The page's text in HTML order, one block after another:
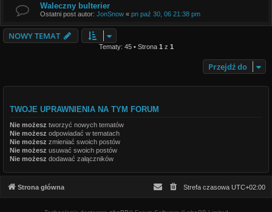
Waleczny bulterier
Ostatni post autor: JonSnow « pn paź 30, 06 21:38 pm
NOWY TEMAT
Tematy: 45 • Strona 1 z 1
Przejdź do
TWOJE UPRAWNIENIA NA TYM FORUM
Nie możesz tworzyć nowych tematów
Nie możesz odpowiadać w tematach
Nie możesz zmieniać swoich postów
Nie możesz usuwać swoich postów
Nie możesz dodawać załączników
Strona główna Strefa czasowa UTC+02:00